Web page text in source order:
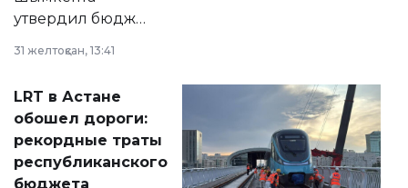
утвердил бюджет
2028 годы.
документ
появился в базе
нормативных
правовых актов и
31 желтоқсан, 13:41
LRT в Астане
обошел дороги:
рекордные траты
республиканского
бюджета